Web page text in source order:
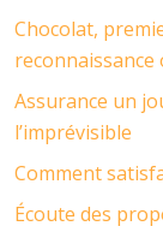
Chocolat,
reconnaissance
Assurance un
l’imprévisible
Comment
Écoute des